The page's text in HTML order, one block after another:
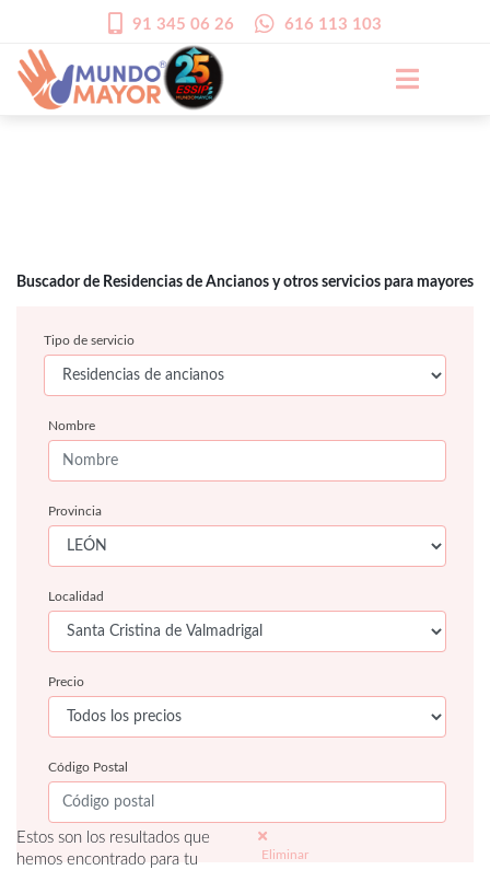
91 345 06 26 616 113 103
Buscador de Residencias de Ancianos y otros servicios para mayores
Tipo de servicio
Nombre
Provincia
Localidad
Precio
Código Postal
Estos son los resultados que
hemos encontrado para tu
Eliminar